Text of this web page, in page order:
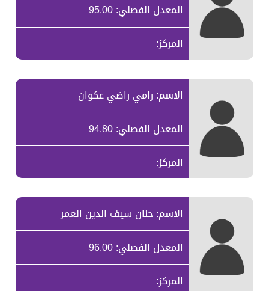
المعدل الفصلي: 95.00
المركز:
الاسم: رامي راضي عكوان
المعدل الفصلي: 94.80
المركز:
الاسم: حنان سيف الدين العمر
المعدل الفصلي: 96.00
المركز: